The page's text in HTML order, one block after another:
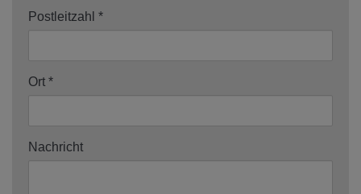
Postleitzahl
Ort
Nachricht